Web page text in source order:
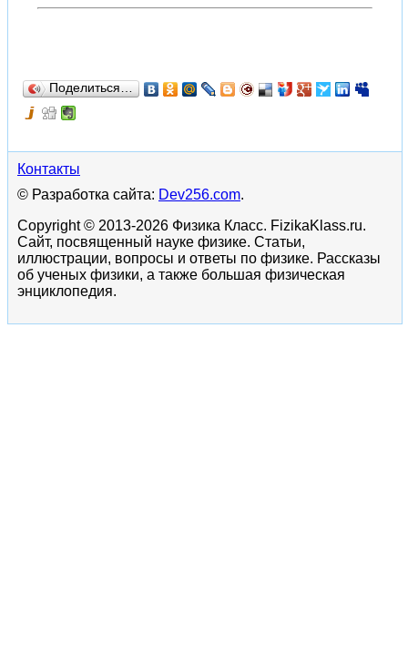
Поделиться…
Контакты
© Разработка сайта: Dev256.com.
Copyright © 2013-2026 Физика Класс. FizikaKlass.ru.
Сайт, посвященный науке физике. Статьи,
иллюстрации, вопросы и ответы по физике. Рассказы
об ученых физики, а также большая физическая
энциклопедия.